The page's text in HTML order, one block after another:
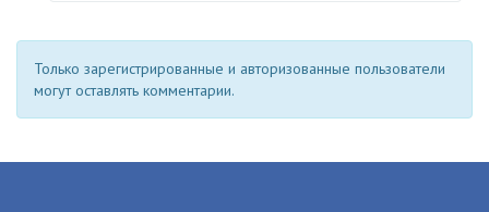
Только зарегистрированные и авторизованные пользователи
могут оставлять комментарии.